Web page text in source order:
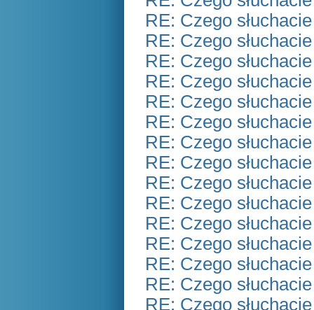
RE: Czego
RE: Czego
RE: Czego
RE: Czego
RE: Czego
RE: Czego
RE: Czego
RE: Czego
RE: Czego
RE: Czego
RE: Czego
RE: Czego
RE: Czego
RE: Czego
RE: Czego